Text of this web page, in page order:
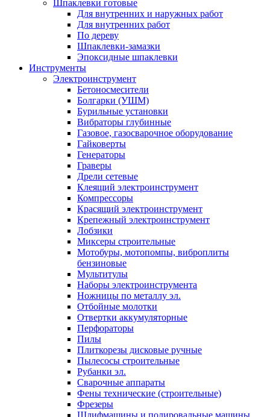
Шпаклевки готовые
Для внутренних и наружных работ
Для внутренних работ
По дереву
Шпаклевки-замазки
Эпоксидные шпаклевки
Инструменты
Электроинструмент
Бетоносмесители
Болгарки (УШМ)
Бурильные установки
Вибраторы глубинные
Газовое, газосварочное оборудование
Гайковерты
Генераторы
Граверы
Дрели сетевые
Клеящий электроинструмент
Компрессоры
Красящий электроинструмент
Крепежный электроинструмент
Лобзики
Миксеры строительные
Мотобуры, мотопомпы, виброплиты
бензиновые
Мультитулы
Наборы электроинструмента
Ножницы по металлу эл.
Отбойные молотки
Отвертки аккумуляторные
Перфораторы
Пилы
Плиткорезы дисковые ручные
Пылесосы строительные
Рубанки эл.
Сварочные аппараты
Фены технические (строительные)
Фрезеры
Шлифмашины и полировальные машины